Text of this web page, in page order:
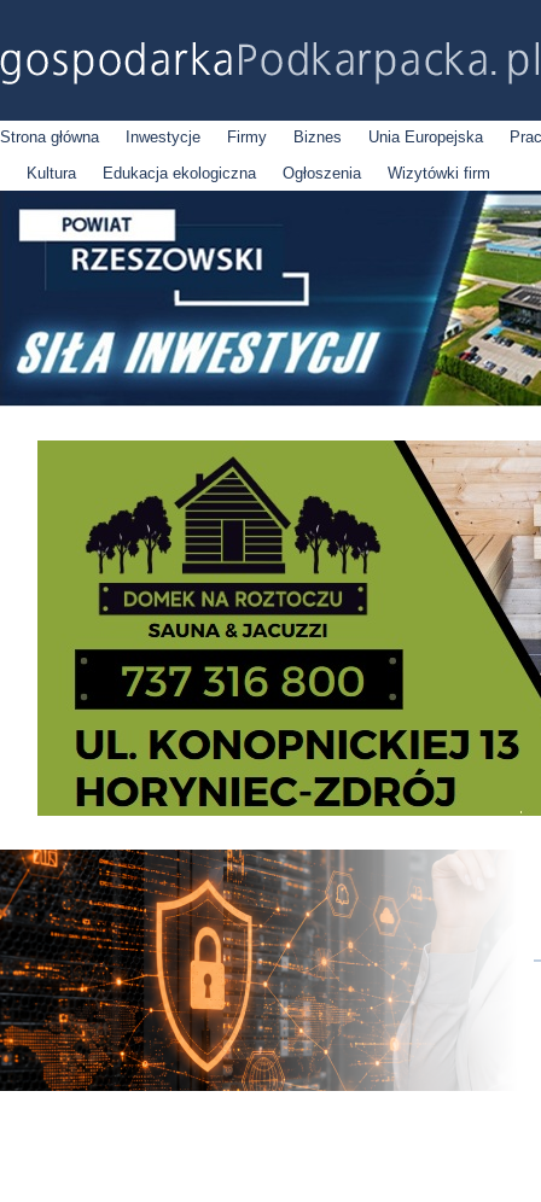
Strona główna Inwestycje Firmy Biznes Unia Europejska
Kultura
Edukacja ekologiczna Ogłoszenia Wizytówki firm